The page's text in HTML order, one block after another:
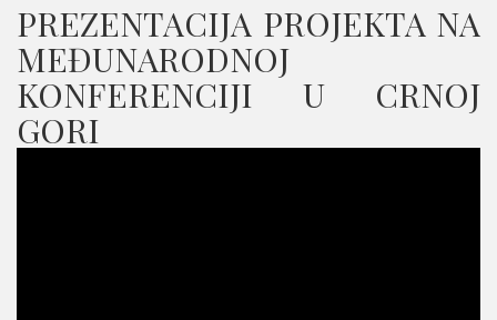
PREZENTACIJA PROJEKTA NA
MEĐUNARODNOJ
KONFERENCIJI U CRNOJ
GORI